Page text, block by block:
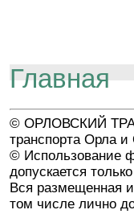
Главная
© ОРЛОВСКИЙ
транспорта Орла и
© Использование
допускается
Вся размещенная
том числе лично